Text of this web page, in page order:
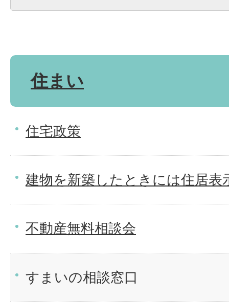
住まい
住宅政策
建物を新築したときには住居表
不動産無料相談会
すまいの相談窓口